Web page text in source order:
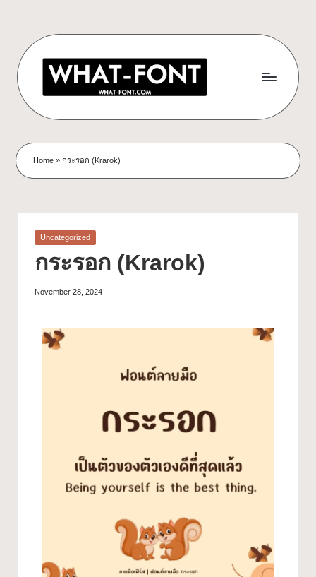
Home » กระรอก (Krarok)
Uncategorized
กระรอก (Krarok)
November 28, 2024